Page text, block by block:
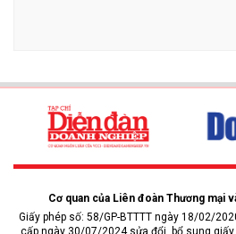
Cơ quan của Liên đoàn Thương mại
Giấy phép số: 58/GP-BTTTT ngày 18/02/
cấp ngày 30/07/2024 sửa đổi, bổ sung giấy